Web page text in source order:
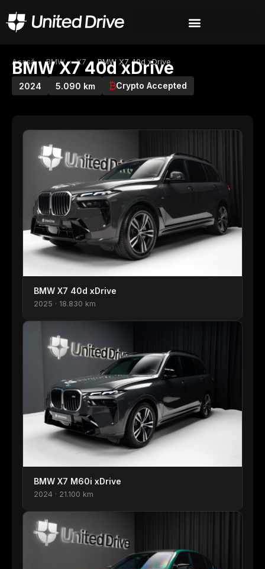
Acasă › BMW › X7 › BMW X7 40d xDrive
BMW X7 40d xDrive
2024 5.090 km Crypto Accepted
BMW X7 40d xDrive
2025 · 18.830 km
BMW X7 M60i xDrive
2024 · 21.100 km